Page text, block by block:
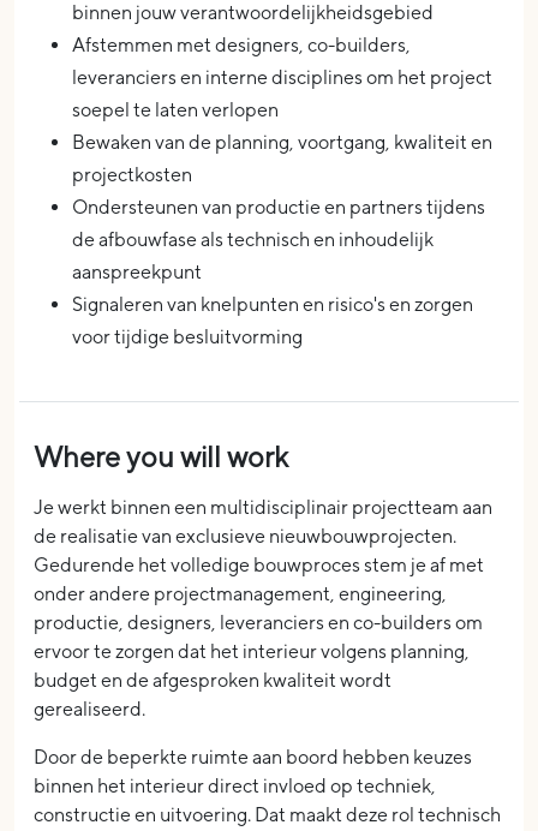
binnen jouw verantwoordelijkheidsgebied
Afstemmen met designers, co-builders,
leveranciers en interne disciplines om het project
soepel te laten verlopen
Bewaken van de planning, voortgang, kwaliteit en
projectkosten
Ondersteunen van productie en partners tijdens
de afbouwfase als technisch en inhoudelijk
aanspreekpunt
Signaleren van knelpunten en risico's en zorgen
voor tijdige besluitvorming
Where you will work
Je werkt binnen een multidisciplinair projectteam aan
de realisatie van exclusieve nieuwbouwprojecten.
Gedurende het volledige bouwproces stem je af met
onder andere projectmanagement, engineering,
productie, designers, leveranciers en co-builders om
ervoor te zorgen dat het interieur volgens planning,
budget en de afgesproken kwaliteit wordt
gerealiseerd.
Door de beperkte ruimte aan boord hebben keuzes
binnen het interieur direct invloed op techniek,
constructie en uitvoering. Dat maakt deze rol technisch